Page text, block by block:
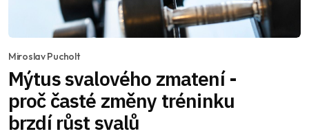
Miroslav Pucholt
Mýtus svalového zmatení -
proč časté změny tréninku
brzdí růst svalů